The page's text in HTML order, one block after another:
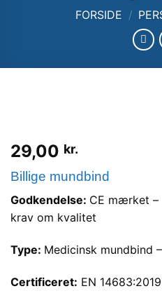
FORSIDE /
29,00 kr.
Billige mundbind
Godkendelse: CE mærket –
krav om kvalitet
Type: Medicinsk mundbind
Certificeret: EN 14683:2019